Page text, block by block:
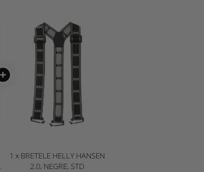
1 x BRETELE HELLY HANSEN
2.0, NEGRE, STD